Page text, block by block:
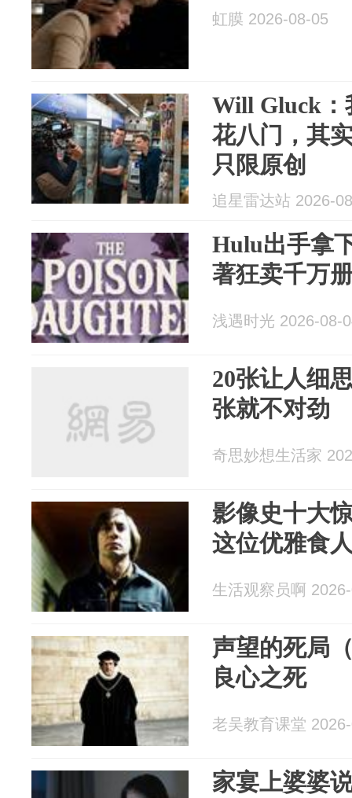
虹膜 2026-08-05
Will Gluck：
花八门，其
只限原创
追星雷达站 2026-
Hulu出手拿
著狂卖千万
浅遇时光 2026-08-
20张让人细
张就不对劲
奇思妙想生活家
影像史十大
这位优雅食
生活观察员啊
声望的死局
良心之死
老吴教育课堂
家宴上婆婆